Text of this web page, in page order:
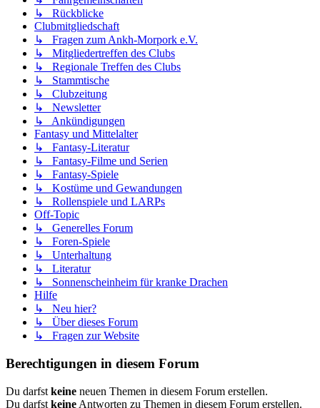
↳ Rückblicke
Clubmitgliedschaft
↳ Fragen zum Ankh-Morpork e.V.
↳ Mitgliedertreffen des Clubs
↳ Regionale Treffen des Clubs
↳ Stammtische
↳ Clubzeitung
↳ Newsletter
↳ Ankündigungen
Fantasy und Mittelalter
↳ Fantasy-Literatur
↳ Fantasy-Filme und Serien
↳ Fantasy-Spiele
↳ Kostüme und Gewandungen
↳ Rollenspiele und LARPs
Off-Topic
↳ Generelles Forum
↳ Foren-Spiele
↳ Unterhaltung
↳ Literatur
↳ Sonnenscheinheim für kranke Drachen
Hilfe
↳ Neu hier?
↳ Über dieses Forum
↳ Fragen zur Website
Berechtigungen in diesem Forum
Du darfst keine neuen Themen in diesem Forum erstellen.
Du darfst keine Antworten zu Themen in diesem Forum erstellen.